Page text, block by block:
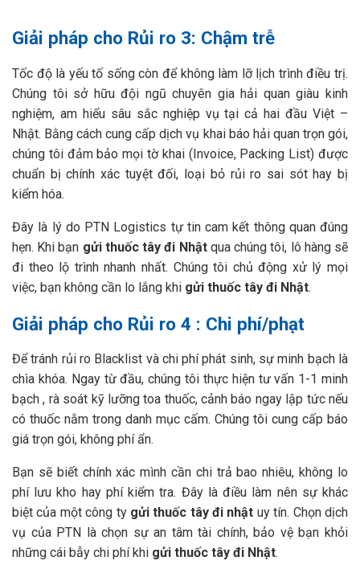
Giải pháp cho Rủi ro 3: Chậm trễ
Tốc độ là yếu tố sống còn để không làm lỡ lịch trình điều trị.
Chúng tôi sở hữu đội ngũ chuyên gia hải quan giàu kinh
nghiệm, am hiểu sâu sắc nghiệp vụ tại cả hai đầu Việt –
Nhật. Bằng cách cung cấp dịch vụ khai báo hải quan trọn gói,
chúng tôi đảm bảo mọi tờ khai (Invoice, Packing List) được
chuẩn bị chính xác tuyệt đối, loại bỏ rủi ro sai sót hay bị
kiểm hóa.
Đây là lý do PTN Logistics tự tin cam kết thông quan đúng
hẹn. Khi bạn gửi thuốc tây đi Nhậtqua chúng tôi, lô hàng sẽ
đi theo lộ trình nhanh nhất. Chúng tôi chủ động xử lý mọi
việc, bạn không cần lo lắng khi gửi thuốc tây đi Nhật.
Giải pháp cho Rủi ro 4 : Chi phí/phạt
Để tránh rủi ro Blacklist và chi phí phát sinh, sự minh bạch là
chìa khóa. Ngay từ đầu, chúng tôi thực hiện tư vấn 1-1 minh
bạch , rà soát kỹ lưỡng toa thuốc, cảnh báo ngay lập tức nếu
có thuốc nằm trong danh mục cấm. Chúng tôi cung cấp báo
giá trọn gói, không phí ẩn.
Bạn sẽ biết chính xác mình cần chi trả bao nhiêu, không lo
phí lưu kho hay phí kiểm tra. Đây là điều làm nên sự khác
biệt của một công ty gửi thuốc tây đi nhật uy tín. Chọn dịch
vụ của PTN là chọn sự an tâm tài chính, bảo vệ bạn khỏi
những cái bẫy chi phí khi gửi thuốc tây đi Nhật.